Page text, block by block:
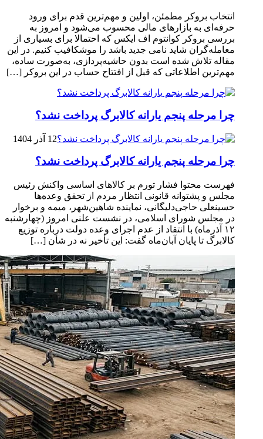
انتخاب بروکر مطمئن، اولین و مهم‌ترین قدم برای ورود
حرفه‌ای به بازارهای مالی محسوب می‌شود و امروز به
بررسی بروکر کوانتوم اف ایکس که احتمالا برای بسیاری از
معامله‌گران شاید نامی جدید باشد را موشکافیب کنیم. در این
مقاله تلاش شده است بدون حاشیه‌پردازی، به‌صورت ساده،
مهم‌ترین اطلاعاتی که قبل از افتتاح حساب در این بروکر […]
چرا مرحله پنجم یارانه کالابرگ پرداخت نشد؟
12 آذر 1404
چرا مرحله پنجم یارانه کالابرگ پرداخت نشد؟
فهرست محتوا فشار تورم بر کالاهای اساسی واکنش رئیس
مجلس و پشتوانه قانونی انتظار مردم از تحقق وعده‌ها
حسینعلی حاجی‌دلیگانی، نماینده شاهین‌شهر، میمه و برخوار
در مجلس شورای اسلامی، در نشست علنی امروز (چهارشنبه
۱۲ آذرماه) با انتقاد از عدم اجرای وعده دولت درباره توزیع
کالابرگ تا پایان آبان‌ماه گفت: این تأخیر نه در شأن […]